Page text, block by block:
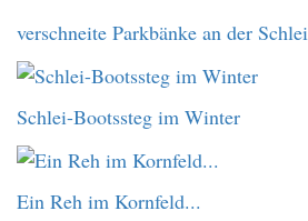
verschneite Parkbänke an der Schlei
Schlei-Bootssteg im Winter
Ein Reh im Kornfeld...